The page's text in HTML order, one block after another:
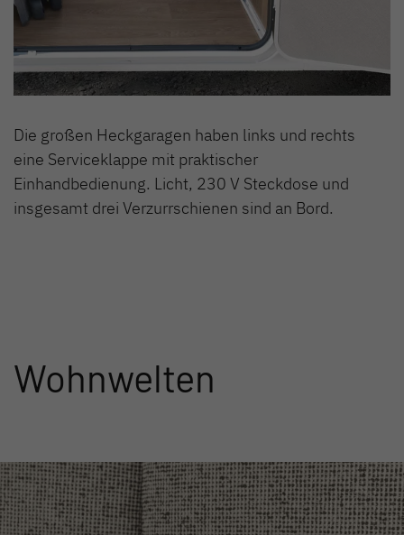
Die großen Heckgaragen haben links und rechts
eine Serviceklappe mit praktischer
Einhandbedienung. Licht, 230 V Steckdose und
insgesamt drei Verzurrschienen sind an Bord.
Wohnwelten